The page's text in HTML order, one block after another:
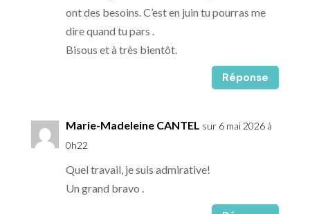
ont des besoins. C’est en juin tu pourras me
dire quand tu pars .
Bisous et à très bientôt.
Réponse
Marie-Madeleine CANTEL sur 6 mai 2026 à
0h22
Quel travail, je suis admirative!
Un grand bravo .